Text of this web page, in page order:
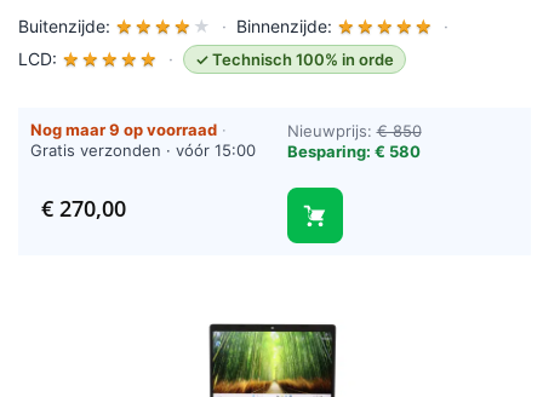
Buitenzijde: ★ ★ ★ ★ ★ · Binnenzijde: ★ ★ ★ ★ ★
·
LCD: ★ ★ ★ ★ ★ · ✓ Technisch 100% in orde
Nog maar 9 op voorraad ·
Gratis verzonden · vóór 15:00
Nieuwprijs:€ 850
Besparing: € 580
€270,00